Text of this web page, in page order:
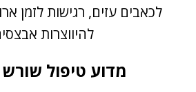
לכאבים עזים, רגישות לזמן
להיווצרות
מדוע טיפול